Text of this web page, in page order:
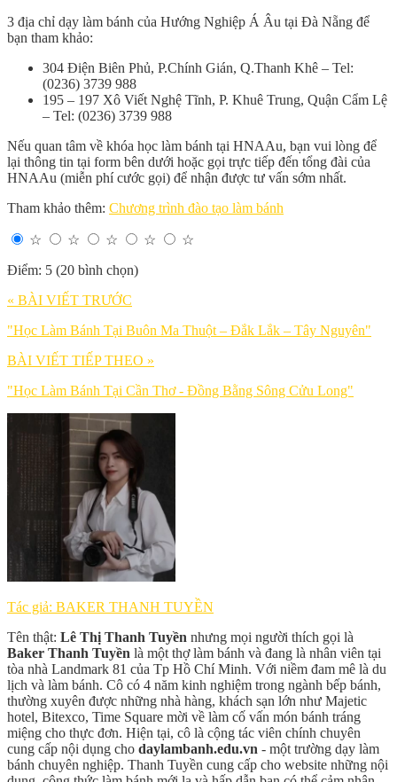
3 địa chỉ dạy làm bánh của Hướng Nghiệp Á Âu tại Đà Nẵng để
bạn tham khảo:
304 Điện Biên Phủ, P.Chính Gián, Q.Thanh Khê – Tel:
(0236) 3739 988
195 – 197 Xô Viết Nghệ Tĩnh, P. Khuê Trung, Quận Cẩm Lệ
– Tel: (0236) 3739 988
Nếu quan tâm về khóa học làm bánh tại HNAAu, bạn vui lòng để
lại thông tin tại form bên dưới hoặc gọi trực tiếp đến tổng đài của
HNAAu (miễn phí cước gọi) để nhận được tư vấn sớm nhất.
Tham khảo thêm: Chương trình đào tạo làm bánh
☆ ☆ ☆ ☆
☆
Điểm: 5 (20 bình chọn)
« BÀI VIẾT TRƯỚC
"Học Làm Bánh Tại Buôn Ma Thuột – Đắk Lắk – Tây Nguyên"
BÀI VIẾT TIẾP THEO »
"Học Làm Bánh Tại Cần Thơ - Đồng Bằng Sông Cửu Long"
Tác giả: BAKER THANH TUYỀN
Tên thật: Lê Thị Thanh Tuyền nhưng mọi người thích gọi là
Baker Thanh Tuyền là một thợ làm bánh và đang là nhân viên tại
tòa nhà Landmark 81 của Tp Hồ Chí Minh. Với niềm đam mê là du
lịch và làm bánh. Cô có 4 năm kinh nghiệm trong ngành bếp bánh,
thường xuyên được những nhà hàng, khách sạn lớn như Majetic
hotel, Bitexco, Time Square mời về làm cố vấn món bánh tráng
miệng cho thực đơn. Hiện tại, cô là cộng tác viên chính chuyên
cung cấp nội dụng cho daylambanh.edu.vn - một trường dạy làm
bánh chuyên nghiệp. Thanh Tuyền cung cấp cho website những nội